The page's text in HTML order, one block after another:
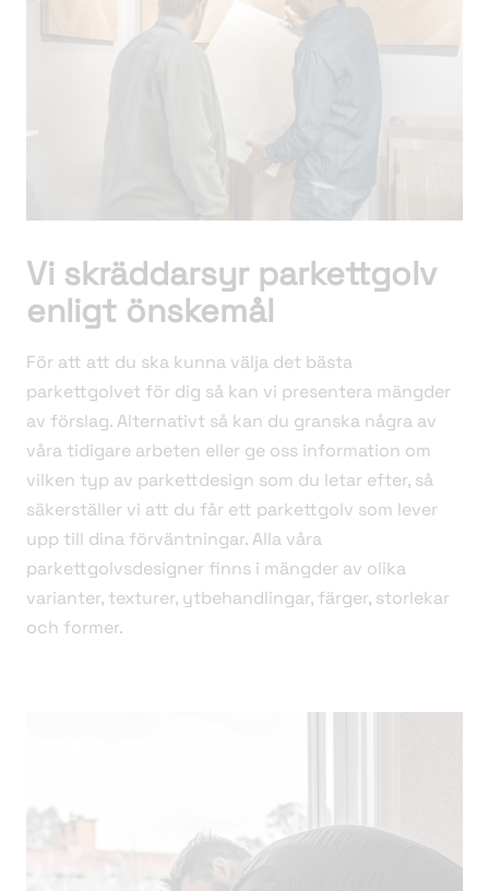
Vi skräddarsyr parkettgolv
enligt önskemål
För att att du ska kunna välja det bästa
parkettgolvet för dig så kan vi presentera mängder
av förslag. Alternativt så kan du granska några av
våra tidigare arbeten eller ge oss information om
vilken typ av parkettdesign som du letar efter, så
säkerställer vi att du får ett parkettgolv som lever
upp till dina förväntningar. Alla våra
parkettgolvsdesigner finns i mängder av olika
varianter, texturer, ytbehandlingar, färger, storlekar
och former.